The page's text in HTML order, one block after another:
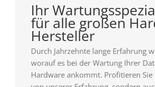
Ihr
für alle großen
Hersteller
Durch Jahrzehnte lange Erfahrung
worauf es bei der Wartung Ihrer
Hardware ankommt. Profitieren